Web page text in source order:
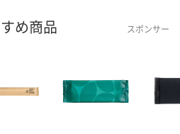
め商品 スポンサー